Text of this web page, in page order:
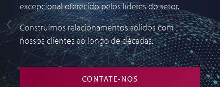
excepcional oferecido pelos líderes do setor.
Construímos relacionamentos sólidos com
nossos clientes ao longo de décadas.
CONTATE-NOS
sobre quais tipos de ativos escolher até a
possibilidade de compra, extensão e
reestruturação, seu arrendamento é desenhado
conforme suas necessidades; você nunca ficará
refém de suas decisões anteriores.